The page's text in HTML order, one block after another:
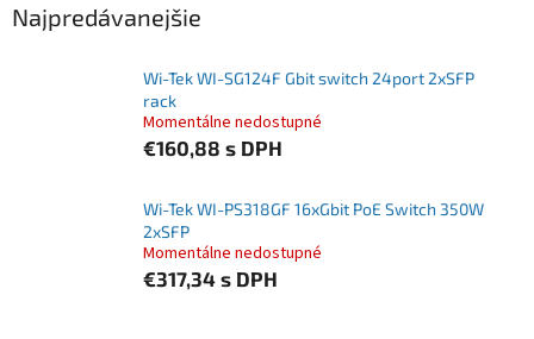
Najpredávanejšie
Wi-Tek WI-SG124F Gbit switch 24port 2xSFP
rack
Momentálne nedostupné
€160,88 s DPH
Wi-Tek WI-PS318GF 16xGbit PoE Switch 350W
2xSFP
Momentálne nedostupné
€317,34 s DPH